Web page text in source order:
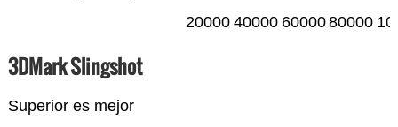
20000 40000 6000080000
3DMark Slingshot
Superior es mejor